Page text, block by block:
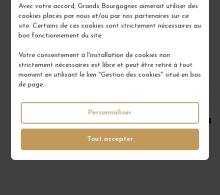
Avec votre accord, Grands Bourgognes aimerait utiliser des
cookies placés par nous et/ou par nos partenaires sur ce
site. Certains de ces cookies sont strictement nécessaires au
bon fonctionnement du site.
Votre consentement à l'installation de cookies non
strictement nécessaires est libre et peut être retiré à tout
moment en utilisant le lien "Gestion des cookies" situé en bas
de page.
Tout accepter
Personnaliser
Bourgogne
Vin Rouge
DOMAINE RENÉ BOUVIER
/ 75 cl : Bouteille
AJOUTER AU PANIER